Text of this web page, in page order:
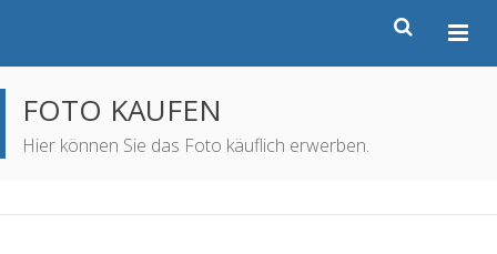
FOTO KAUFEN
Hier können Sie das Foto käuflich erwerben.